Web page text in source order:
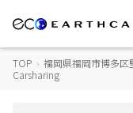
TOP › 福岡県福岡市博多
Carsharing